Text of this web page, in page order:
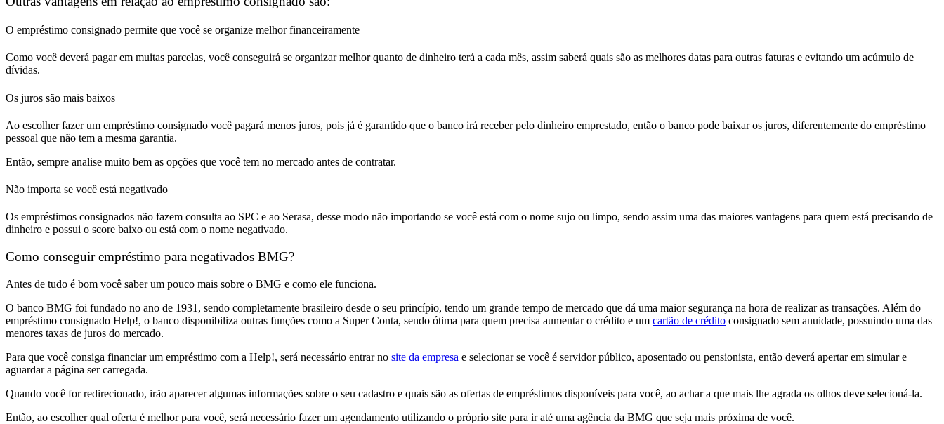
O empréstimo consignado permite que você se organize melhor financeiramente
Como você deverá pagar em muitas parcelas, você conseguirá se organizar melhor quanto de dinheiro terá a cada mês, assim saberá quais são as melhores datas para outras faturas e evitando um acúmulo de
dívidas.
Os juros são mais baixos
Ao escolher fazer um empréstimo consignado você pagará menos juros, pois já é garantido que o banco irá receber pelo dinheiro emprestado, então o banco pode baixar os juros, diferentemente do empréstimo
pessoal que não tem a mesma garantia.
Então, sempre analise muito bem as opções que você tem no mercado antes de contratar.
Não importa se você está negativado
Os empréstimos consignados não fazem consulta ao SPC e ao Serasa, desse modo não importando se você está com o nome sujo ou limpo, sendo assim uma das maiores vantagens para quem está precisando de
dinheiro e possui o score baixo ou está com o nome negativado.
Como conseguir empréstimo para negativados BMG?
Antes de tudo é bom você saber um pouco mais sobre o BMG e como ele funciona.
O banco BMG foi fundado no ano de 1931, sendo completamente brasileiro desde o seu princípio, tendo um grande tempo de mercado que dá uma maior segurança na hora de realizar as transações. Além do
empréstimo consignado Help!, o banco disponibiliza outras funções como a Super Conta, sendo ótima para quem precisa aumentar o crédito e um cartão de crédito consignado sem anuidade, possuindo uma das
menores taxas de juros do mercado.
Para que você consiga financiar um empréstimo com a Help!, será necessário entrar no site da empresa e selecionar se você é servidor público, aposentado ou pensionista, então deverá apertar em simular e
aguardar a página ser carregada.
Quando você for redirecionado, irão aparecer algumas informações sobre o seu cadastro e quais são as ofertas de empréstimos disponíveis para você, ao achar a que mais lhe agrada os olhos deve selecioná-la.
Então, ao escolher qual oferta é melhor para você, será necessário fazer um agendamento utilizando o próprio site para ir até uma agência da BMG que seja mais próxima de você.